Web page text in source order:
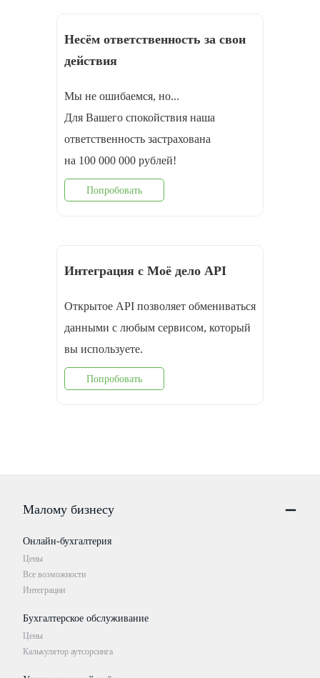
Несём ответственность за свои
действия
Мы не ошибаемся, но...
Для Вашего спокойствия наша
ответственность застрахована
на 100 000 000 рублей!
Попробовать
Интеграция с Моё дело API
Открытое API позволяет обмениваться
данными с любым сервисом, который
вы используете.
Попробовать
Малому бизнесу
Онлайн-бухгалтерия
Цены
Все возможности
Интеграции
Бухгалтерское обслуживание
Цены
Калькулятор аутсорсинга